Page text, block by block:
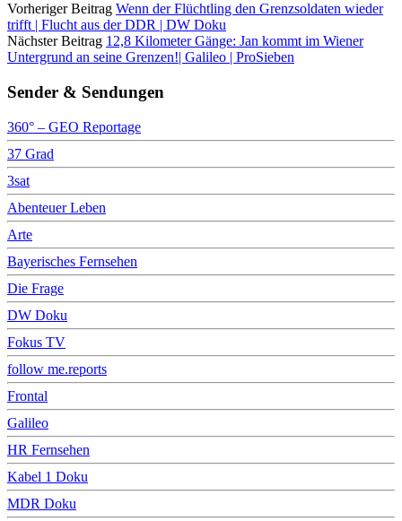
Vorheriger Beitrag Wenn der Flüchtling den Grenzsoldaten wieder
trifft | Flucht aus der DDR | DW Doku
Nächster Beitrag 12,8 Kilometer Gänge: Jan kommt im Wiener
Untergrund an seine Grenzen!| Galileo | ProSieben
Sender & Sendungen
360° – GEO Reportage
37 Grad
3sat
Abenteuer Leben
Arte
Bayerisches Fernsehen
Die Frage
DW Doku
Fokus TV
follow me.reports
Frontal
Galileo
HR Fernsehen
Kabel 1 Doku
MDR Doku